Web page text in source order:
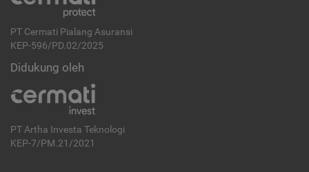
PT Cermati Pialang Asuransi
KEP-596/PD.02/2025
Didukung oleh
PT Artha Investa Teknologi
KEP-7/PM.21/2021